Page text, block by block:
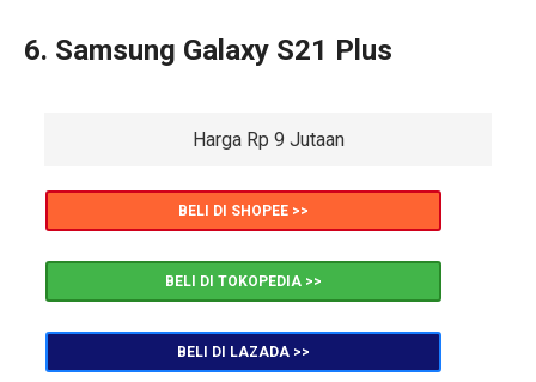
6. Samsung Galaxy S21 Plus
Harga Rp 9 Jutaan
BELI DI SHOPEE >>
BELI DI TOKOPEDIA >>
BELI DI LAZADA >>